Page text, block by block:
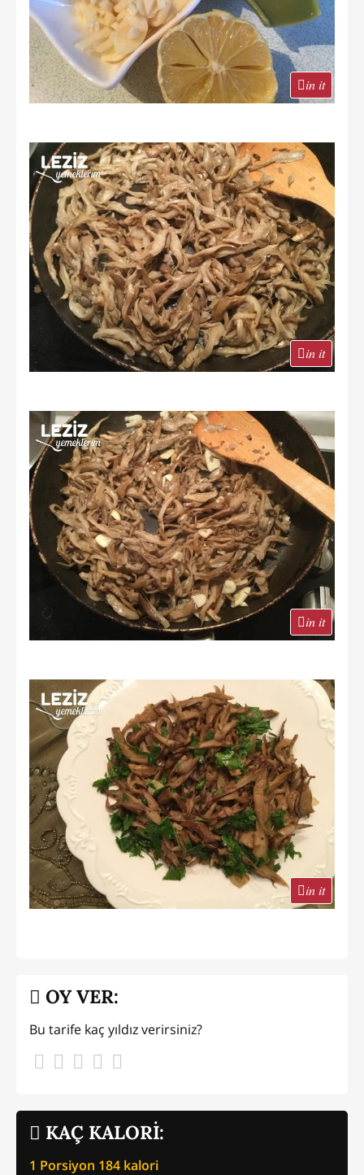
in it
in it
in it
in it
KAÇ KALORİ:
1 Porsiyon 184 kalori
OY VER:
Bu tarife kaç yıldız verirsiniz?